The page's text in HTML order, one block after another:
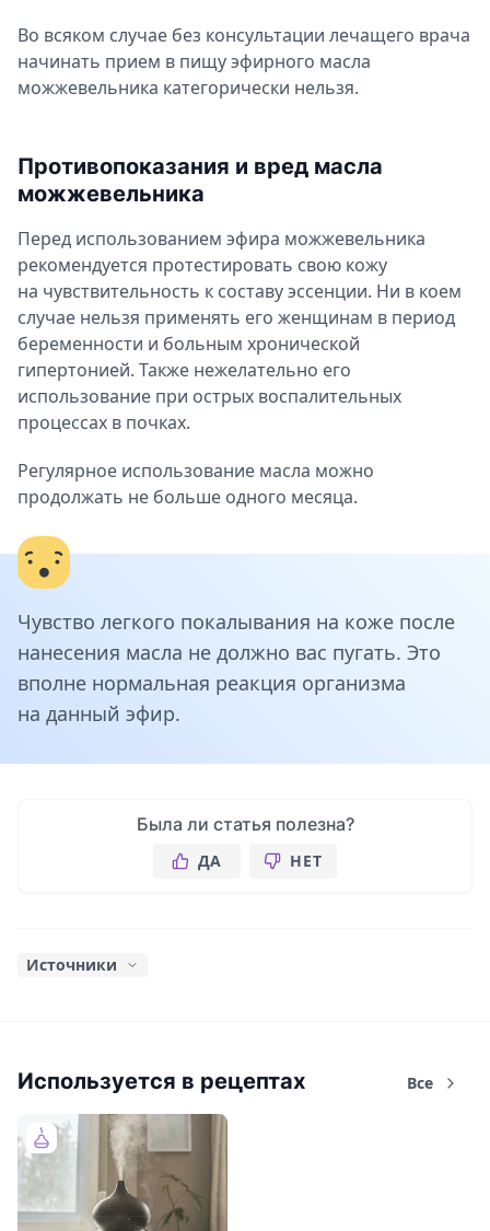
Во всяком случае без консультации лечащего врача
начинать прием в пищу эфирного масла
можжевельника категорически нельзя.
Противопоказания и вред масла
можжевельника
Перед использованием эфира можжевельника
рекомендуется протестировать свою кожу
на чувствительность к составу эссенции. Ни в коем
случае нельзя применять его женщинам в период
беременности и больным хронической
гипертонией. Также нежелательно его
использование при острых воспалительных
процессах в почках.
Регулярное использование масла можно
продолжать не больше одного месяца.
Чувство легкого покалывания на коже после
нанесения масла не должно вас пугать. Это
вполне нормальная реакция организма
на данный эфир.
Была ли статья полезна?
ДА НЕТ
Источники
Используется в рецептах Все